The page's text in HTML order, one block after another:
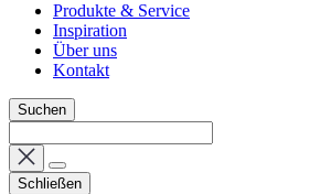
Produkte & Service
Inspiration
Über uns
Kontakt
Suchen
Schließen